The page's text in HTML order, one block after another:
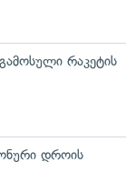
რაკეტის
დროის